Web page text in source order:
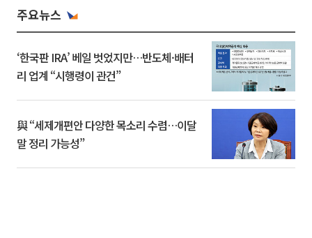
주요뉴스
‘한국판 IRA’ 베일 벗었지만…반도체·배터
리 업계 “시행령이 관건”
與 “세제개편안 다양한 목소리 수렴…이달
말 정리 가능성”